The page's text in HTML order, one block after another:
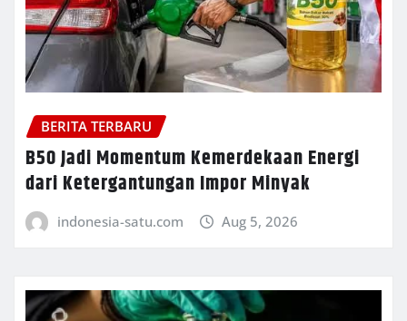
BERITA TERBARU
B50 Jadi Momentum Kemerdekaan Energi
dari Ketergantungan Impor Minyak
indonesia-satu.com Aug 5, 2026